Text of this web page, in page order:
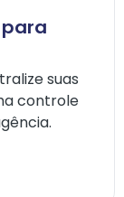
suas
controle